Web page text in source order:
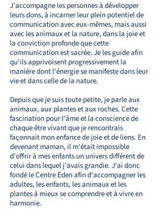
J'accompagne les personnes à développer
leurs dons, à incarner leur plein potentiel de
communication avec eux-mêmes, mais aussi
avec les animaux et la nature, dans la joie et
la conviction profonde que cette
communication est sacrée. Je les guide afin
qu'ils apprivoisent progressivement la
manière dont l'énergie se manifeste dans leur
vie et dans celle de la nature.
Depuis que je suis toute petite, je parle aux
animaux, aux plantes et aux roches. Cette
fascination pour l'âme et la conscience de
chaque être vivant que je rencontrais
façonnait mon enfance de joie et de liens. En
devenant maman, il m'était impossible
d'offrir à mes enfants un univers différent de
celui dans lequel j'avais grandie. J'ai donc
fondé le Centre Éden afin d'accompagner les
adultes, les enfants, les animaux et les
plantes à mieux se comprendre et à vivre en
harmonie.